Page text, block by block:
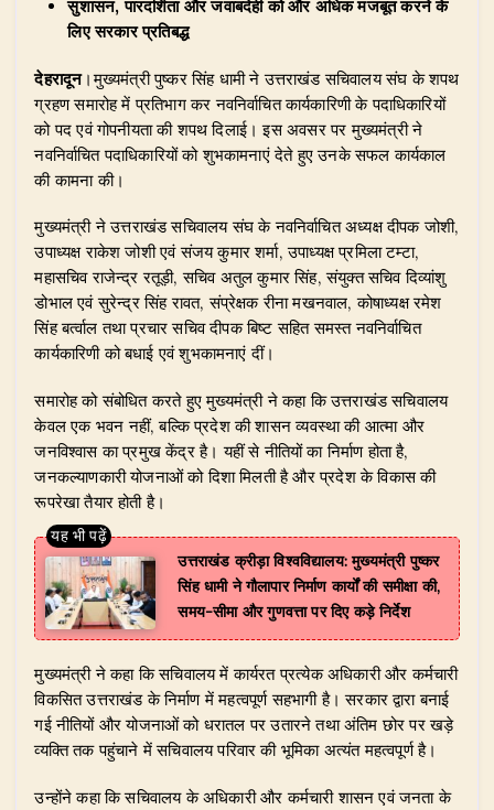
p o
k
सुशासन, पारदर्शिता और जवाबदेही को और अधिक मजबूत करने के
लिए सरकार प्रतिबद्ध
देहरादून।मुख्यमंत्री पुष्कर सिंह धामी ने उत्तराखंड सचिवालय संघ के शपथ
ग्रहण समारोह में प्रतिभाग कर नवनिर्वाचित कार्यकारिणी के पदाधिकारियों
को पद एवं गोपनीयता की शपथ दिलाई। इस अवसर पर मुख्यमंत्री ने
नवनिर्वाचित पदाधिकारियों को शुभकामनाएं देते हुए उनके सफल कार्यकाल
की कामना की।
​मुख्यमंत्री ने उत्तराखंड सचिवालय संघ के नवनिर्वाचित अध्यक्ष दीपक जोशी,
उपाध्यक्ष राकेश जोशी एवं संजय कुमार शर्मा, उपाध्यक्ष प्रमिला टम्टा,
महासचिव राजेन्द्र रतूड़ी, सचिव अतुल कुमार सिंह, संयुक्त सचिव दिव्यांशु
डोभाल एवं सुरेन्द्र सिंह रावत, संप्रेक्षक रीना मखनवाल, कोषाध्यक्ष रमेश
सिंह बर्त्वाल तथा प्रचार सचिव दीपक बिष्ट सहित समस्त नवनिर्वाचित
कार्यकारिणी को बधाई एवं शुभकामनाएं दीं।
​समारोह को संबोधित करते हुए मुख्यमंत्री ने कहा कि उत्तराखंड सचिवालय
केवल एक भवन नहीं, बल्कि प्रदेश की शासन व्यवस्था की आत्मा और
जनविश्वास का प्रमुख केंद्र है। यहीं से नीतियों का निर्माण होता है,
जनकल्याणकारी योजनाओं को दिशा मिलती है और प्रदेश के विकास की
रूपरेखा तैयार होती है।
उत्तराखंड क्रीड़ा विश्वविद्यालय: मुख्यमंत्री पुष्कर
सिंह धामी ने गौलापार निर्माण कार्यों की समीक्षा की,
समय-सीमा और गुणवत्ता पर दिए कड़े निर्देश
​मुख्यमंत्री ने कहा कि सचिवालय में कार्यरत प्रत्येक अधिकारी और कर्मचारी
विकसित उत्तराखंड के निर्माण में महत्वपूर्ण सहभागी है। सरकार द्वारा बनाई
गई नीतियों और योजनाओं को धरातल पर उतारने तथा अंतिम छोर पर खड़े
व्यक्ति तक पहुंचाने में सचिवालय परिवार की भूमिका अत्यंत महत्वपूर्ण है।
​उन्होंने कहा कि सचिवालय के अधिकारी और कर्मचारी शासन एवं जनता के